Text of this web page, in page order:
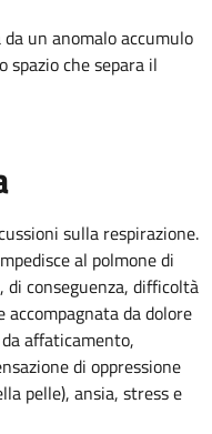
un anomalo accumulo
spazio che separa il
sulla respirazione.
al polmone di
conseguenza, difficoltà
da dolore
affaticamento,
di oppressione
pelle), ansia, stress e